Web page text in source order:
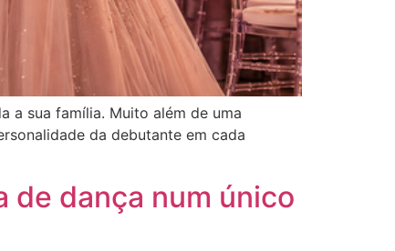
a sua família. Muito além de uma
da debutante em cada
de dança num único